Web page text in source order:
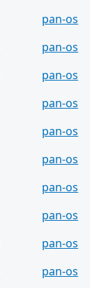
pan-os
pan-os
pan-os
pan-os
pan-os
pan-os
pan-os
pan-os
pan-os
pan-os